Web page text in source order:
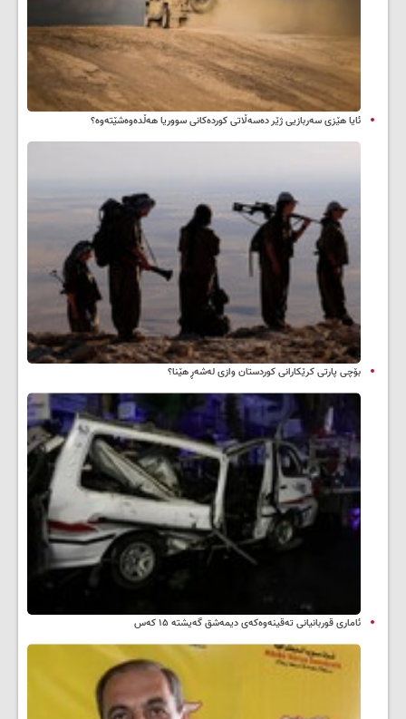
ئایا هێزی سەربازیی ژێر دەسەڵاتی کوردەکانی سووریا هەڵدەوەشێتەوە؟
بۆچی پارتی کرێکارانی کوردستان وازی لەشەڕ هێنا؟
ئاماری قوربانیانی تەقینەوەکەی دیمەشق گەیشتە ۱۵ کەس